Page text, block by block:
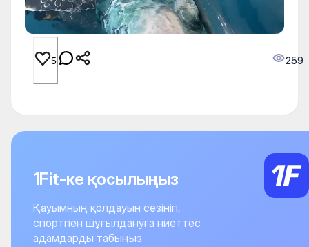
5 259
1Fit-ке қосылыңыз
Қауымның қолдауын сезініп,
спортпен шұғылдануға ниеттес
адамдарды табыңыз